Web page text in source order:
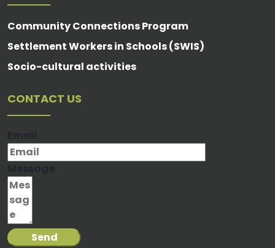
Community Connections Program
Settlement Workers in Schools (SWIS)
Socio-cultural activities
CONTACT US
Send